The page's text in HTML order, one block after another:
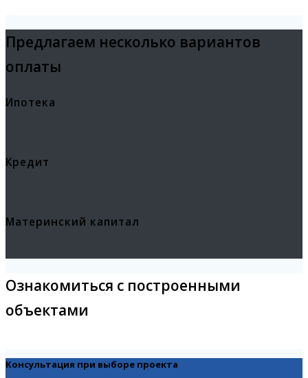
Предлагаем несколько вариантов
оплаты
Ипотека
Кредит
Материнский капитал
Ознакомиться с построенными
объектами
Консультация при выборе проекта